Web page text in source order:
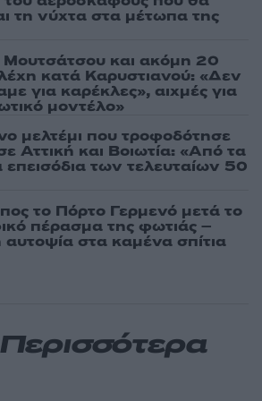
τη νύχτα στα μέτωπα της
Μουτσάτσου και ακόμη 20
κατά Καρυστιανού: «Δεν
για καρέκλες», αιχμές για
μοντέλο»
μελτέμι που τροφοδότησε
Αττική και Βοιωτία: «Από τα
επεισόδια των τελευταίων 50
το Πόρτο Γερμενό μετά το
πέρασμα της φωτιάς –
αυτοψία στα καμένα σπίτια